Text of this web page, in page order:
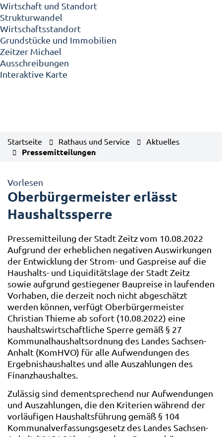
Wirtschaft und Standort
Strukturwandel
Wirtschaftsstandort
Grundstücke und Immobilien
Zeitzer Michael
Ausschreibungen
Interaktive Karte
Startseite Rathaus und Service Aktuelles
Pressemitteilungen
Vorlesen
Oberbürgermeister erlässt
Haushaltssperre
Pressemitteilung der Stadt Zeitz vom 10.08.2022
Aufgrund der erheblichen negativen Auswirkungen
der Entwicklung der Strom- und Gaspreise auf die
Haushalts- und Liquiditätslage der Stadt Zeitz
sowie aufgrund gestiegener Baupreise in laufenden
Vorhaben, die derzeit noch nicht abgeschätzt
werden können, verfügt Oberbürgermeister
Christian Thieme ab sofort (10.08.2022) eine
haushaltswirtschaftliche Sperre gemäß § 27
Kommunalhaushaltsordnung des Landes Sachsen-
Anhalt (KomHVO) für alle Aufwendungen des
Ergebnishaushaltes und alle Auszahlungen des
Finanzhaushaltes.
Zulässig sind dementsprechend nur Aufwendungen
und Auszahlungen, die den Kriterien während der
vorläufigen Haushaltsführung gemäß § 104
Kommunalverfassungsgesetz des Landes Sachsen-